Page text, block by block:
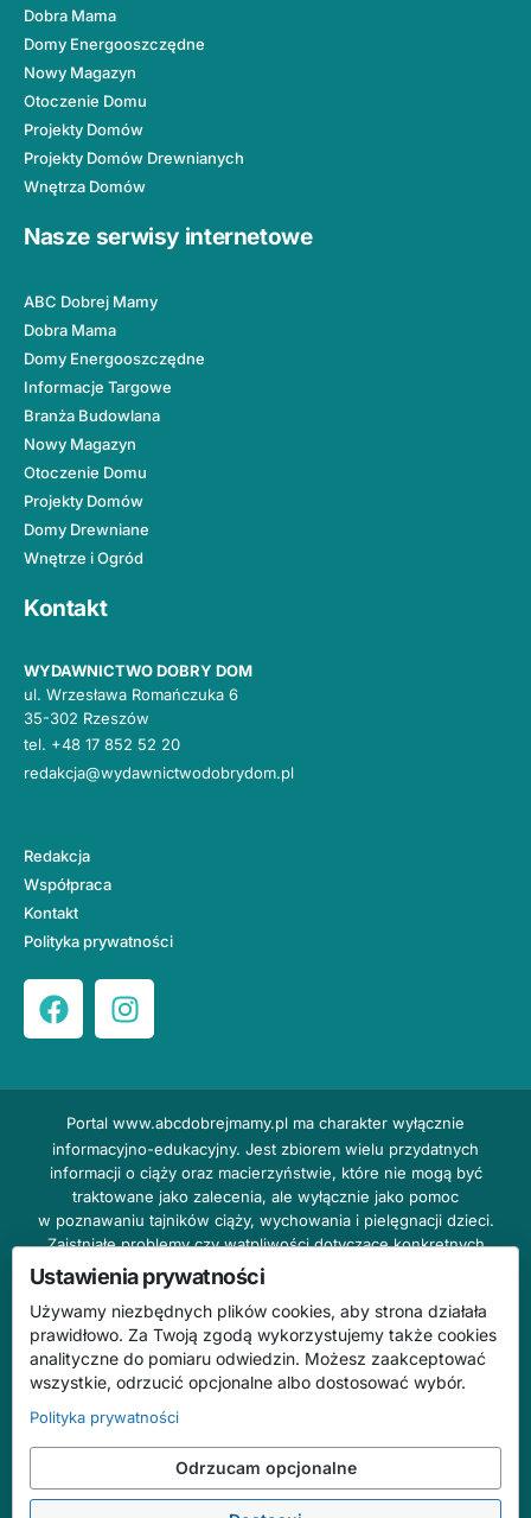
Dobra Mama
Domy Energooszczędne
Nowy Magazyn
Otoczenie Domu
Projekty Domów
Projekty Domów Drewnianych
Wnętrza Domów
Nasze serwisy internetowe
ABC Dobrej Mamy
Dobra Mama
Domy Energooszczędne
Informacje Targowe
Branża Budowlana
Nowy Magazyn
Otoczenie Domu
Projekty Domów
Domy Drewniane
Wnętrze i Ogród
Kontakt
WYDAWNICTWO DOBRY DOM
ul. Wrzesława Romańczuka 6
35-302 Rzeszów
tel. +48 17 852 52 20
redakcja@wydawnictwodobrydom.pl
Redakcja
Współpraca
Kontakt
Polityka prywatności
Portal www.abcdobrejmamy.pl ma charakter wyłącznie
informacyjno-edukacyjny. Jest zbiorem wielu przydatnych
informacji o ciąży oraz macierzyństwie, które nie mogą być
traktowane jako zalecenia, ale wyłącznie jako pomoc
w poznawaniu tajników ciąży, wychowania i pielęgnacji dzieci.
Zaistniałe problemy czy wątpliwości dotyczące konkretnych
przypadków należy bezzwłocznie konsultować z prowadzącym
lekarzem ginekologiem lub innym stosownym specjalistą w danej
dziedzinie. DOBRY DOM nie odpowiada za treść reklam,
nie ponosi również żadnych konsekwencji prawnych ani
odpowiedzialności za następstwa mogące wyniknąć na skutek
zastosowania podanych informacji bez wcześniejszej konsultacji
Na stronie abcdobrejmamy.pl mogą występować wpisy
o charakterze reklamowym.
Ustawienia prywatności
Używamy niezbędnych plików cookies, aby strona działała
prawidłowo. Za Twoją zgodą wykorzystujemy także cookies
analityczne do pomiaru odwiedzin. Możesz zaakceptować
wszystkie, odrzucić opcjonalne albo dostosować wybór.
Polityka prywatności
Odrzucam opcjonalne